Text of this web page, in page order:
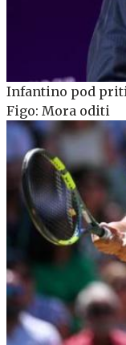
Infantino pod
Figo: Mora oditi